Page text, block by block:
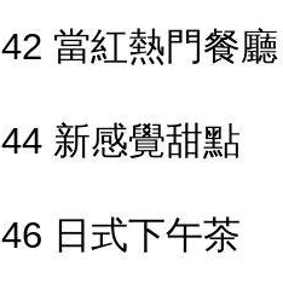
42 當紅熱門餐廳
44 新感覺甜點
46 日式下午茶